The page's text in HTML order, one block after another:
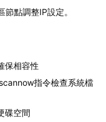
點調整IP設定。
保相容性
指令檢查系統檔
碟空間